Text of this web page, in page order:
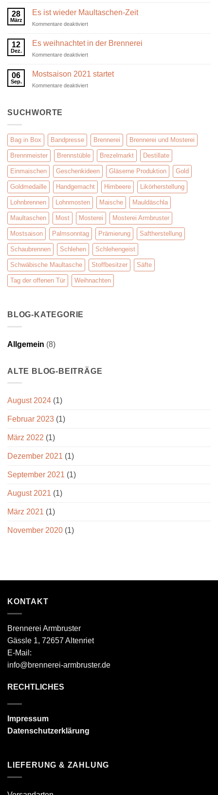
der
Brennerei
28
März
Es ist wieder Maultaschen-Zeit
Kommentare deaktiviertfür
ist
Maultaschen-
12
Dez.
Es weihnachtet in der Brennerei
Kommentare deaktiviertfür
weihnachtet
der
06
Sep.
Mostsaison 2021 startet
Kommentare deaktiviertfür
SUCHWORTE
Bag in Box Bandpresse Brennerei Brennerei und Mosterei
Brennmeister Brennstüble Brezelmarkt Destillate
Einmaischen Geschenkideen Gläserne Produktion Gold
Goldmedaille Handgemacht Himbeere Likörherstellung
Lohnbrennen Lohnmosten Maische Mauldäschla
Maultaschen Most Mosterei Mosterei Armbruster
Mostsaison Palmsonntag Prämierung Saftherstellung
Schaubrennen Schlehen Schlehengeist
Schwäbische Maultasche Stoffbesitzer Säfte
Tag der offenen Tür Weihnachten
BLOG-KATEGORIE
Allgemein (8)
ALTE BLOG-BEITRÄGE
August 2024 (1)
Februar 2023 (1)
März 2022 (1)
Dezember 2021 (1)
September 2021 (1)
August 2021 (1)
März 2021 (1)
November 2020 (1)
KONTAKT
Brennerei Armbruster
Gässle 1, 72657 Altenriet
E-Mail:
info@brennerei-armbruster.de
RECHTLICHES
Impressum
Datenschutzerklärung
LIEFERUNG & ZAHLUNG